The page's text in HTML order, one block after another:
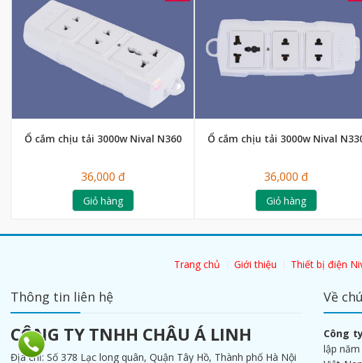
Ổ cắm chịu tải 3000w Nival N360
36,000 đ
Giỏ hàng
Ổ cắm chịu tải 3000w Nival
36,000 đ
Giỏ hàng
Trang chủ Giới thiệu Thiết bị điện
Thông tin liên hệ
CÔNG TY TNHH CHÂU Á LINH
Địa chỉ: Số 378 Lạc long quân, Quận Tây Hồ, Thành phố Hà Nội
Về
Công
lập